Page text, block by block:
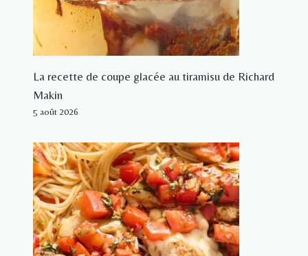
La recette de coupe glacée au tiramisu de Richard
Makin
5 août 2026